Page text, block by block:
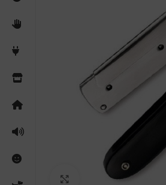
Clicca per ingrandire